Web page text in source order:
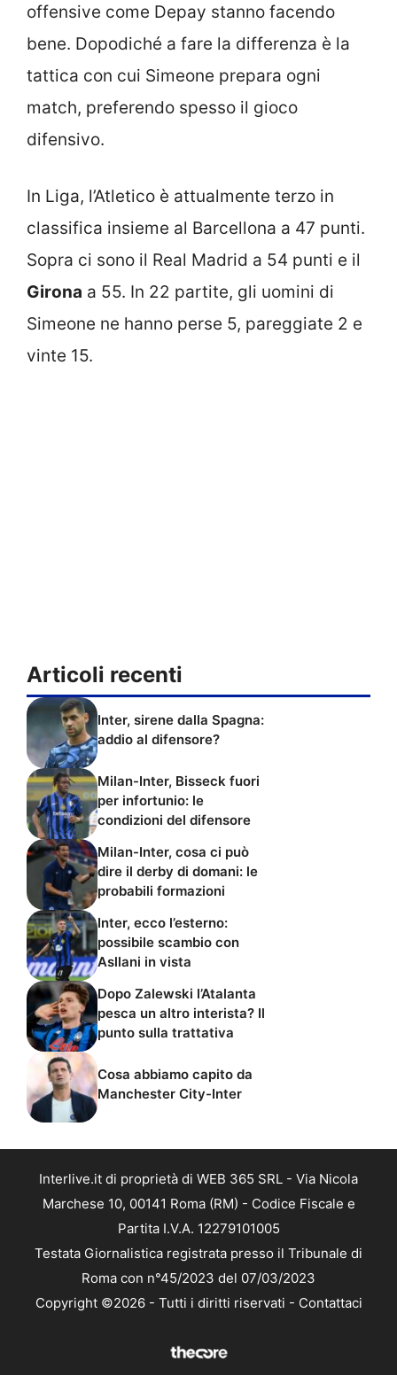
offensive come Depay stanno facendo
bene. Dopodiché a fare la differenza è la
tattica con cui Simeone prepara ogni
match, preferendo spesso il gioco
difensivo.
In Liga, l’Atletico è attualmente terzo in
classifica insieme al Barcellona a 47 punti.
Sopra ci sono il Real Madrid a 54 punti e il
Girona a 55. In 22 partite, gli uomini di
Simeone ne hanno perse 5, pareggiate 2 e
vinte 15.
Articoli recenti
Inter, sirene dalla Spagna:
addio al difensore?
Milan-Inter, Bisseck fuori
per infortunio: le
condizioni del difensore
Milan-Inter, cosa ci può
dire il derby di domani: le
probabili formazioni
Inter, ecco l’esterno:
possibile scambio con
Asllani in vista
Dopo Zalewski l’Atalanta
pesca un altro interista? Il
punto sulla trattativa
Cosa abbiamo capito da
Manchester City-Inter
Interlive.it di proprietà di WEB 365 SRL - Via Nicola
Marchese 10, 00141 Roma (RM) - Codice Fiscale e
Partita I.V.A. 12279101005
Testata Giornalistica registrata presso il Tribunale di
Roma con n°45/2023 del 07/03/2023
Copyright ©2026 - Tutti i diritti riservati - Contattaci